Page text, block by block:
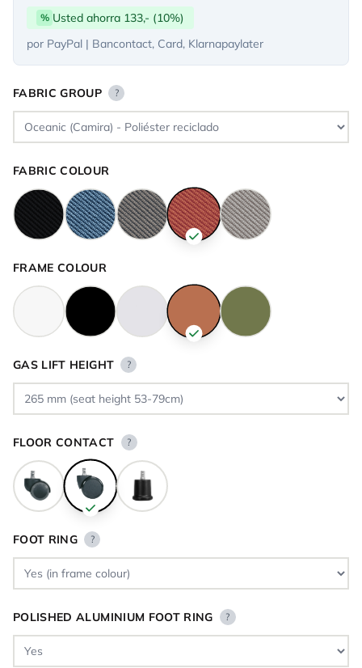
% Usted ahorra 133,- (10%)
por PayPal | Bancontact, Card, Klarnapaylater
FABRIC GROUP ?
FABRIC COLOUR
FRAME COLOUR
GAS LIFT HEIGHT ?
FLOOR CONTACT ?
FOOT RING ?
POLISHED ALUMINIUM FOOT RING ?